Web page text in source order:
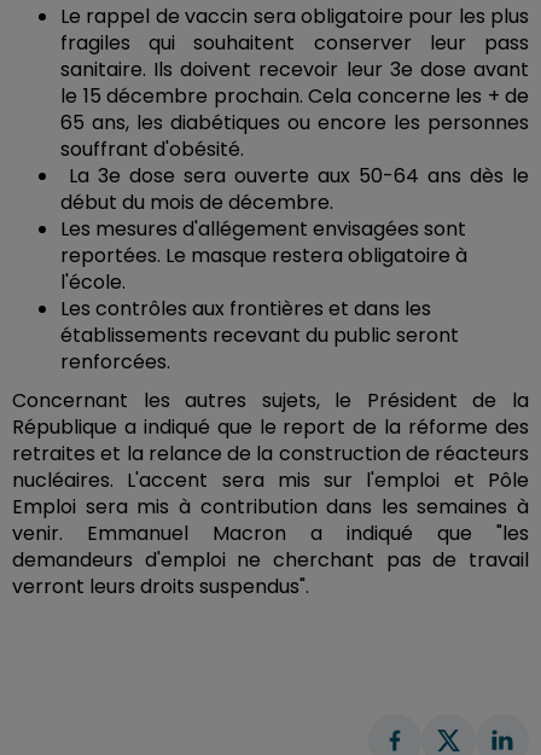
Le rappel de vaccin sera obligatoire pour les plus
fragiles qui souhaitent conserver leur pass
sanitaire. Ils doivent recevoir leur 3e dose avant
le 15 décembre prochain. Cela concerne les + de
65 ans, les diabétiques ou encore les personnes
souffrant d'obésité.
La 3e dose sera ouverte aux 50-64 ans dès le
début du mois de décembre.
Les mesures d'allégement envisagées sont
reportées. Le masque restera obligatoire à
l'école.
Les contrôles aux frontières et dans les
établissements recevant du public seront
renforcées.
Concernant les autres sujets, le Président de la
République a indiqué que le report de la réforme des
retraites et la relance de la construction de réacteurs
nucléaires. L'accent sera mis sur l'emploi et Pôle
Emploi sera mis à contribution dans les semaines à
venir. Emmanuel Macron a indiqué que "les
demandeurs d'emploi ne cherchant pas de travail
verront leurs droits suspendus".